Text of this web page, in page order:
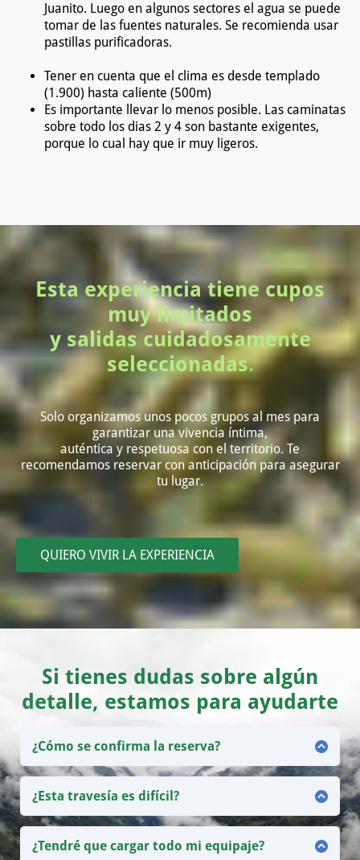
Juanito. Luego en algunos sectores el agua se puede
tomar de las fuentes naturales. Se recomienda usar
pastillas purificadoras.
Tener en cuenta que el clima es desde templado
(1.900) hasta caliente (500m)
Es importante llevar lo menos posible. Las caminatas
sobre todo los dias 2 y 4 son bastante exigentes,
porque lo cual hay que ir muy ligeros.
Esta experiencia tiene cupos
muy limitados
y salidas cuidadosamente
seleccionadas.
Solo organizamos unos pocos grupos al mes para
garantizar una vivencia íntima,
auténtica y respetuosa con el territorio. Te
recomendamos reservar con anticipación para asegurar
tu lugar.
QUIERO VIVIR LA EXPERIENCIA
Si tienes dudas sobre algún
detalle, estamos para ayudarte
¿Cómo se confirma la reserva?
Para confirmar tu lugar debes consignar el 50% del
valor total del viaje. Contáctanos y te enviaremos
los detalles específicos para reservar.
¿Esta travesía es difícil?
Para persona expertas en caminatas, la travesía no
es muy difícil, sin embargo, recomendamos que las
personas vayan preparadas y que tengan buen
¿Tendré que cargar todo mi equipaje?